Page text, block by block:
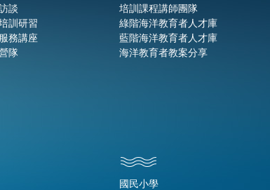
談
訓研習
務講座
隊
培訓課程講師團隊
綠階海洋教育者人才庫
藍階海洋教育者人才庫
海洋教育者教案分享
國民小學